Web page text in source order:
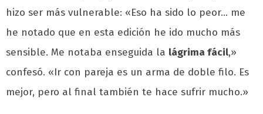
hizo ser más vulnerable: «Eso ha sido lo peor… me
he notado que en esta edición he ido mucho más
sensible. Me notaba enseguida la lágrima fácil,»
confesó. «Ir con pareja es un arma de doble filo. Es
mejor, pero al final también te hace sufrir mucho.»